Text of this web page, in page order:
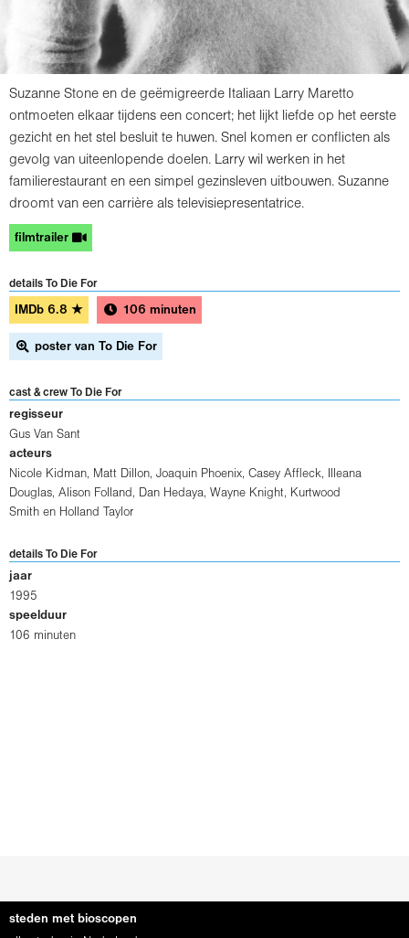
Suzanne Stone en de geëmigreerde Italiaan Larry Maretto
ontmoeten elkaar tijdens een concert; het lijkt liefde op het eerste
gezicht en het stel besluit te huwen. Snel komen er conflicten als
gevolg van uiteenlopende doelen. Larry wil werken in het
familierestaurant en een simpel gezinsleven uitbouwen. Suzanne
droomt van een carrière als televisiepresentatrice.
filmtrailer
details To Die For
IMDb 6.8 ★ 106 minuten
poster van To Die For
cast & crew To Die For
regisseur
Gus Van Sant
acteurs
Nicole Kidman, Matt Dillon, Joaquin Phoenix, Casey Affleck,
Illeana
Douglas, Alison Folland , Dan Hedaya, Wayne Knight,
Kurtwood
Smith en Holland Taylor
details To Die For
jaar
1995
speelduur
106 minuten
steden met bioscopen